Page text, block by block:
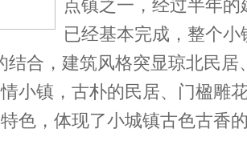
点镇之一，经过半年
已经基本完成，整个
结合，建筑风格突显琼北民
小镇，古朴的民居、门楹雕
色，体现了小城镇古色古香